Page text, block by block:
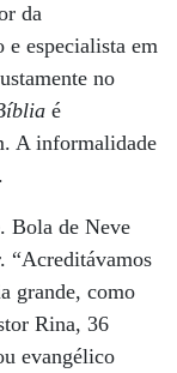
da
e especialista em
no
é
A informalidade
Bola de Neve
“Acreditávamos
grande, como
Rina, 36
evangélico